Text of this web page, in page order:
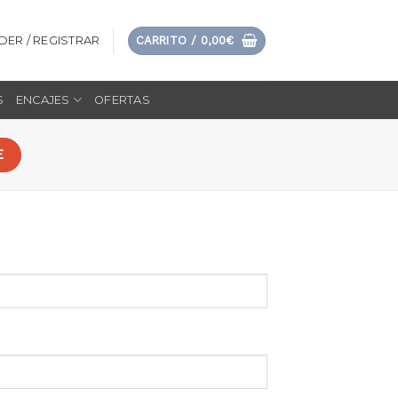
/ REGISTRAR CARRITO / 0,00€
ENCAJES OFERTAS